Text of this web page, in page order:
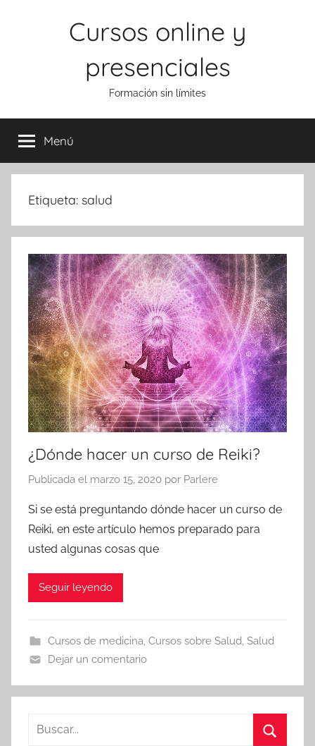
Cursos online y
presenciales
Formación sin límites
Menú
Etiqueta: salud
¿Dónde hacer un curso de Reiki?
Publicada el marzo 15, 2020 por Parlere
Si se está preguntando dónde hacer un curso de
Reiki, en este artículo hemos preparado para
usted algunas cosas que
Seguir leyendo
Cursos de medicina Cursos sobre Salud Salud
Dejar un comentario
Buscar: